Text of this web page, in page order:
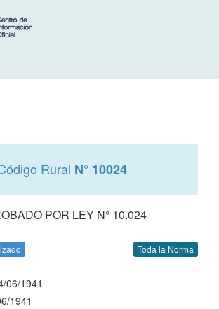
Rural N° 10024
POR LEY N° 10.024
Toda la Norma
06/1941
1941